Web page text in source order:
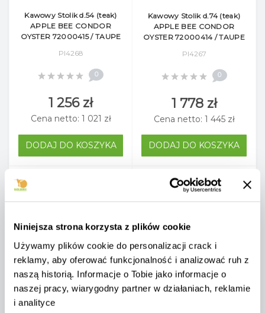
Niniejsza strona korzysta z plików cookie
Używamy plików cookie do personalizacji crack i
reklamy, aby oferować funkcjonalność i analizować ruh z
naszą historią. Informacje o Tobie jako informacje o
naszej pracy, wiarygodny partner w działaniach, reklamie
i analityce
Kawowy Stolik d.54 (teak)
APPLE BEE CONDOR
OYSTER 72000415 / TAUPE
Pl4268
0
1 256 zł
Cena netto: 1 021 zł
DODAJ DO KOSZYKA
Kawowy Stolik d.74 (teak)
APPLE BEE CONDOR
OYSTER 72000414 / TAUPE
Pl4267
0
1 778 zł
Cena netto: 1 445 zł
DODAJ DO KOSZYKA
Kawowy Stolik d.94 (teak)
APPLE BEE CONDOR